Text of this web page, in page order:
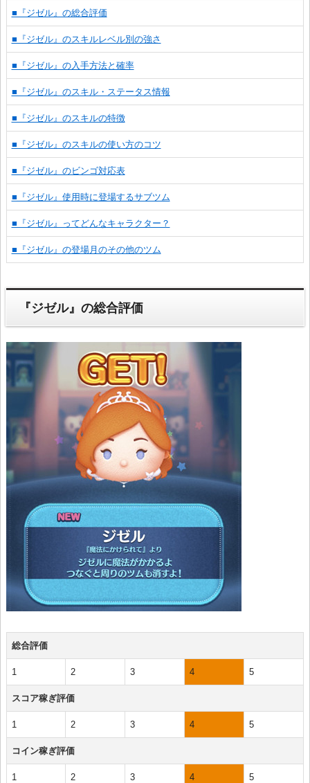
■『ジゼル』の総合評価
■『ジゼル』のスキルレベル別の強さ
■『ジゼル』の入手方法と確率
■『ジゼル』のスキル・ステータス情報
■『ジゼル』のスキルの特徴
■『ジゼル』のスキルの使い方のコツ
■『ジゼル』のビンゴ対応表
■『ジゼル』使用時に登場するサブツム
■『ジゼル』ってどんなキャラクター？
■『ジゼル』の登場月のその他のツム
『ジゼル』の総合評価
総合評価
1 2 3 4 5
スコア稼ぎ評価
1 2 3 4 5
コイン稼ぎ評価
1 2 3 4 5